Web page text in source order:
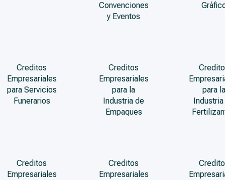
Convenciones
y Eventos
Creditos
Empresariales
para Servicios
Funerarios
Creditos
Empresariales
para la
Industria de
Empaques
para la
Creditos
Empresariales
Creditos
Empresariales